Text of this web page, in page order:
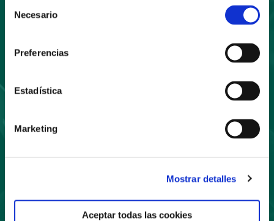
Necesario
Preferencias
Estadística
Marketing
Mostrar detalles
Aceptar todas las cookies
Suscríbete
a nuestro boletín